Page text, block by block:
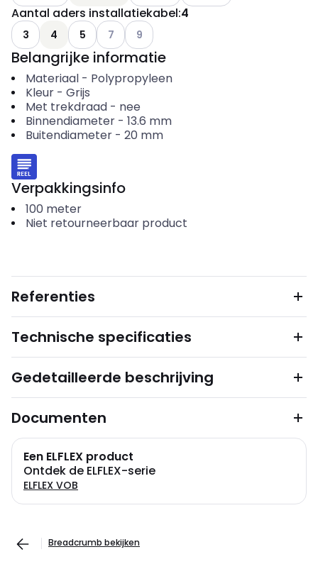
Aantal aders installatiekabel:4
3 4 5 Andere varianten (Huidige combinatie niet
7 Andere varianten (Huidige combinatie
9
Belangrijke informatie
Materiaal- Polypropyleen
Kleur- Grijs
Met trekdraad- nee
Binnendiameter- 13.6 mm
Buitendiameter- 20 mm
Verpakkingsinfo
100 meter
Niet retourneerbaar product
Referenties
Technische specificaties
Gedetailleerde beschrijving
Documenten
Een ELFLEX product
Ontdek de ELFLEX-serie
ELFLEX VOB
Breadcrumb bekijken